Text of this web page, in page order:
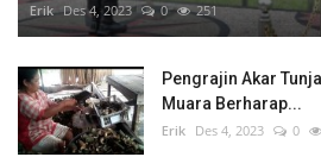
Erik Des 4, 2023 0 251
Pengrajin Akar
Muara Berharap...
Erik Des 4, 2023 0